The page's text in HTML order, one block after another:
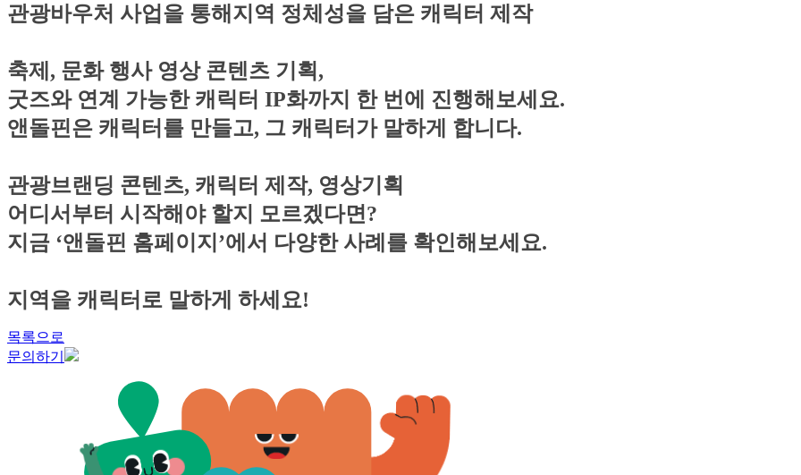
관광바우처 사업을 통해지역 정체성을 담은 캐릭터 제작
축제, 문화 행사 영상 콘텐츠 기획,
굿즈와 연계 가능한 캐릭터 IP화까지 한 번에 진행해보세요.
앤돌핀은 캐릭터를 만들고, 그 캐릭터가 말하게 합니다.
관광브랜딩 콘텐츠, 캐릭터 제작, 영상기획
어디서부터 시작해야 할지 모르겠다면?
지금 ‘앤돌핀 홈페이지’에서 다양한 사례를 확인해보세요.
지역을 캐릭터로 말하게 하세요!
목록으로
문의하기